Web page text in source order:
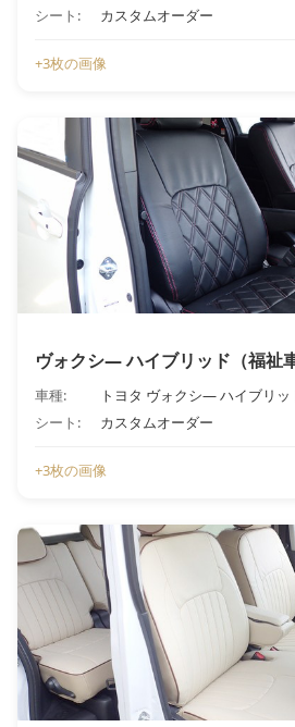
シート:
カスタムオーダー
+3枚の画像
ヴォクシ― ハイブリッド（福祉
車種:
トヨタ ヴォクシ― ハイブリッ
シート:
カスタムオーダー
+3枚の画像